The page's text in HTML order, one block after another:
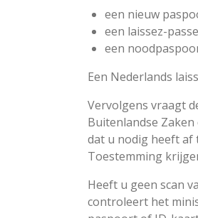
een nieuw
een laissez-
een
Een Nederlands
Vervolgens vraagt
Buitenlandse
dat u nodig heeft af
Toestemming
Heeft u geen scan
controleert het